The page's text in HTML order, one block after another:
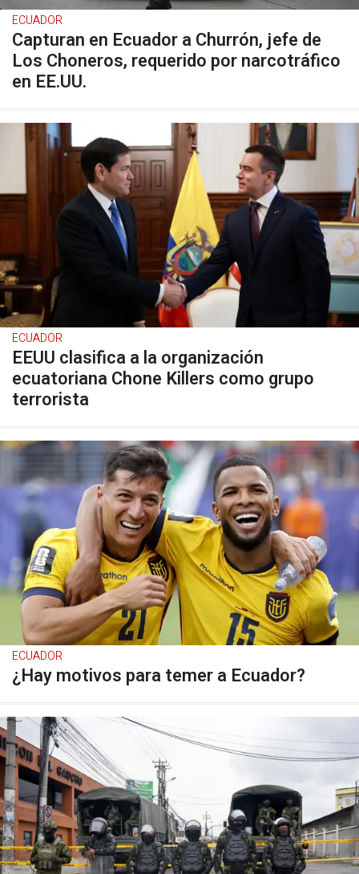
ECUADOR
Capturan en Ecuador a Churrón, jefe de
Los Choneros, requerido por narcotráfico
en EE.UU.
ECUADOR
EEUU clasifica a la organización
ecuatoriana Chone Killers como grupo
terrorista
ECUADOR
¿Hay motivos para temer a Ecuador?